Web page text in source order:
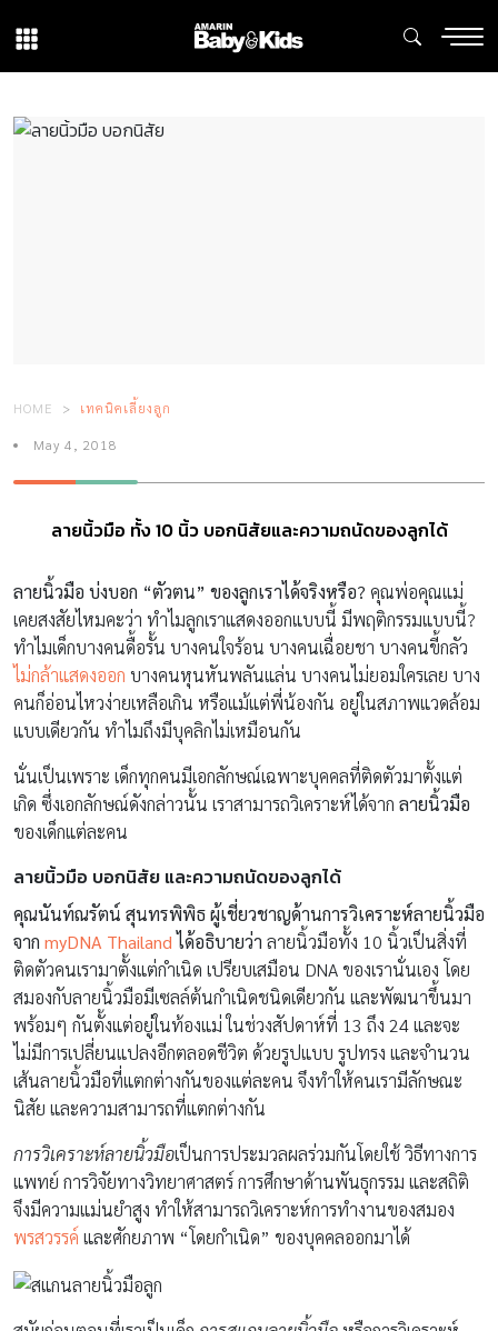
HOME เทคนิคเลี้ยงลูก
May 4, 2018
ลายนิ้วมือ ทั้ง 10 นิ้ว บอกนิสัยและความถนัดของลูกได้
ลายนิ้วมือ บ่งบอก “ตัวตน” ของลูกเราได้จริงหรือ? คุณพ่อคุณแม่
เคยสงสัยไหมคะว่า ทำไมลูกเราแสดงออกแบบนี้ มีพฤติกรรมแบบนี้?
ทำไมเด็กบางคนดื้อรั้น บางคนใจร้อน บางคนเฉื่อยชา บางคนขี้กลัว
ไม่กล้าแสดงออก บางคนหุนหันพลันแล่น บางคนไม่ยอมใครเลย บาง
คนก็อ่อนไหวง่ายเหลือเกิน หรือแม้แต่พี่น้องกัน อยู่ในสภาพแวดล้อม
แบบเดียวกัน ทำไมถึงมีบุคลิกไม่เหมือนกัน
นั่นเป็นเพราะ เด็กทุกคนมีเอกลักษณ์เฉพาะบุคคลที่ติดตัวมาตั้งแต่
เกิด ซึ่งเอกลักษณ์ดังกล่าวนั้น เราสามารถวิเคราะห์ได้จาก ลายนิ้วมือ
ของเด็กแต่ละคน
ลายนิ้วมือ บอกนิสัย และความถนัดของลูกได้
คุณนันท์ณรัตน์ สุนทรพิพิธ ผู้เชี่ยวชาญด้านการวิเคราะห์ลายนิ้วมือ
จาก myDNA Thailandได้อธิบายว่า ลายนิ้วมือทั้ง 10 นิ้วเป็นสิ่งที่
ติดตัวคนเรามาตั้งแต่กำเนิด เปรียบเสมือน DNA ของเรานั่นเอง โดย
สมองกับลายนิ้วมือมีเซลล์ต้นกำเนิดชนิดเดียวกัน และพัฒนาขึ้นมา
พร้อมๆ กันตั้งแต่อยู่ในท้องแม่ ในช่วงสัปดาห์ที่ 13 ถึง 24 และจะ
ไม่มีการเปลี่ยนแปลงอีกตลอดชีวิต ด้วยรูปแบบ รูปทรง และจำนวน
เส้นลายนิ้วมือที่แตกต่างกันของแต่ละคน จึงทำให้คนเรามีลักษณะ
นิสัย และความสามารถที่แตกต่างกัน
การวิเคราะห์ลายนิ้วมือเป็นการประมวลผลร่วมกันโดยใช้ วิธีทางการ
แพทย์ การวิจัยทางวิทยาศาสตร์ การศึกษาด้านพันธุกรรม และสถิติ
จึงมีความแม่นยำสูง ทำให้สามารถวิเคราะห์การทำงานของสมอง
พรสวรรค์ และศักยภาพ “โดยกำเนิด” ของบุคคลออกมาได้